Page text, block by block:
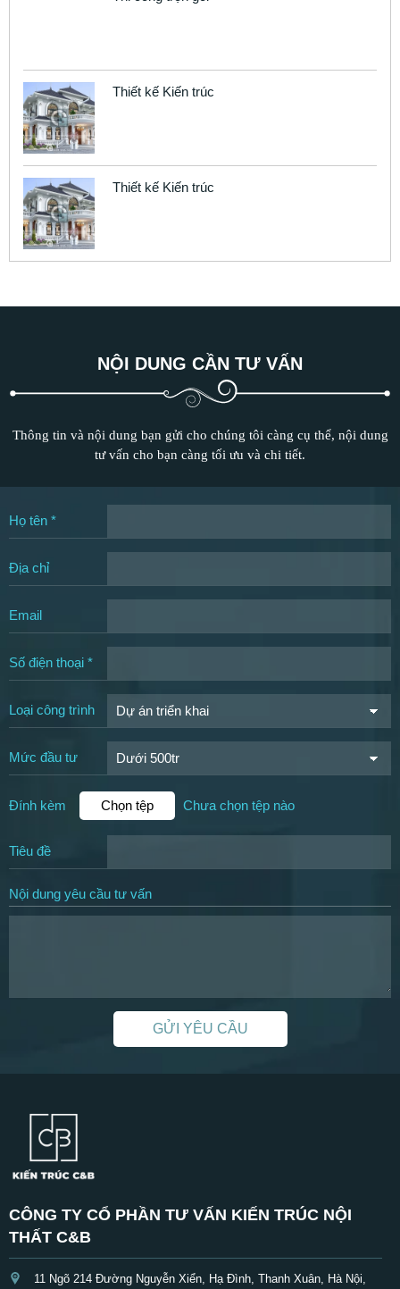
Thiết kế Kiến trúc
Thiết kế Kiến trúc
NỘI DUNG CẦN TƯ VẤN
Thông tin và nội dung bạn gửi cho chúng tôi càng cụ thể, nội dung
tư vấn cho bạn càng tối ưu và chi tiết.
Họ tên *
Địa chỉ
Email
Số điện thoại *
Loại công trình
Mức đầu tư
Đính kèm Chọn tệp Chưa chọn tệp nào
Tiêu đề
Nội dung yêu cầu tư vấn
GỬI YÊU CẦU
CÔNG TY CỔ PHẦN TƯ VẤN KIẾN TRÚC NỘI
THẤT C&B
11 Ngõ 214 Đường Nguyễn Xiển, Hạ Đình, Thanh Xuân, Hà Nội,